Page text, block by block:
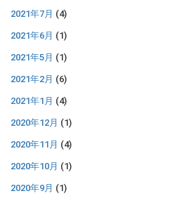
2021年7月 (4)
2021年6月 (1)
2021年5月 (1)
2021年2月 (6)
2021年1月 (4)
2020年12月 (1)
2020年11月 (4)
2020年10月 (1)
2020年9月 (1)